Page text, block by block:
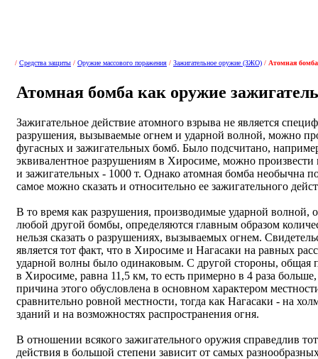
/ Средства защиты / Оружие массового поражения / Зажигательное оружие (ЗЖО) / Атомная
Атомная бомба как оружие
Зажигательное действие атомного взрыва не является
разрушения, вызываемые огнем и ударной волной, можно
фугасных и зажигательных бомб. Было подсчитано,
эквивалентное разрушениям в Хиросиме, можно
и зажигательных - 1000 т. Однако атомная бомба необычна
самое можно сказать и относительно ее зажигательного
В то время как разрушения, производимые ударной волной,
любой другой бомбы, определяются главным образом
нельзя сказать о разрушениях, вызываемых огнем.
является тот факт, что в Хиросиме и Нагасаки на равных
ударной волны было одинаковым. С другой стороны, общая
в Хиросиме, равна 11,5 км, то есть примерно в 4 раза
причина этого обусловлена в основном характером
сравнительно ровной местности, тогда как Нагасаки - на
зданий и на возможностях распространения огня.
В отношении всякого зажигательного оружия справедлив
действия в большой степени зависит от самых